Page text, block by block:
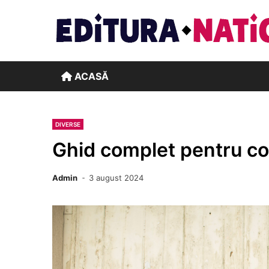
ACASĂ
DIVERSE
Ghid complet pentru
Admin 3 august 2024